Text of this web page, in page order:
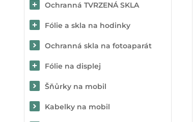
Ochranná TVRZENÁ SKLA
Fólie a skla na hodinky
Ochranná skla na fotoaparát
Fólie na displej
Šňůrky na mobil
Kabelky na mobil